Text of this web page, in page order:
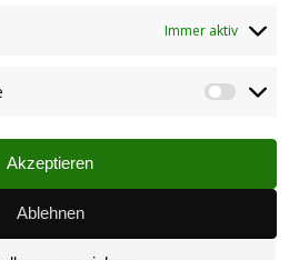
Immer aktiv
Akzeptieren
Ablehnen
am:
Fanartikel: TuS Socken &